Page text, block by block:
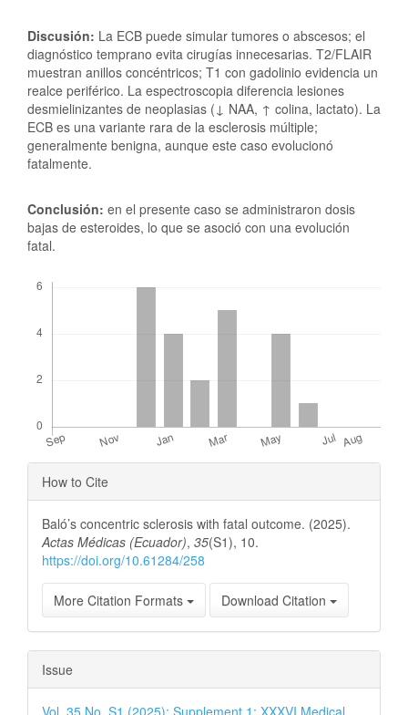
Discusión: La ECB puede simular tumores o abscesos; el
diagnóstico temprano evita cirugías innecesarias. T2/FLAIR
muestran anillos concéntricos; T1 con gadolinio evidencia un
realce periférico. La espectroscopia diferencia lesiones
desmielinizantes de neoplasias (↓ NAA, ↑ colina, lactato). La
ECB es una variante rara de la esclerosis múltiple;
generalmente benigna, aunque este caso evolucionó
fatalmente.
Conclusión: en el presente caso se administraron dosis
bajas de esteroides, lo que se asoció con una evolución
fatal.
Article
Details
How to Cite
Baló’s concentric sclerosis with fatal outcome. (2025).
Actas Médicas (Ecuador), 35(S1), 10.
https://doi.org/10.61284/258
More Citation Formats Download Citation
Issue
Vol. 35 No. S1 (2025): Supplement 1: XXXVI Medical